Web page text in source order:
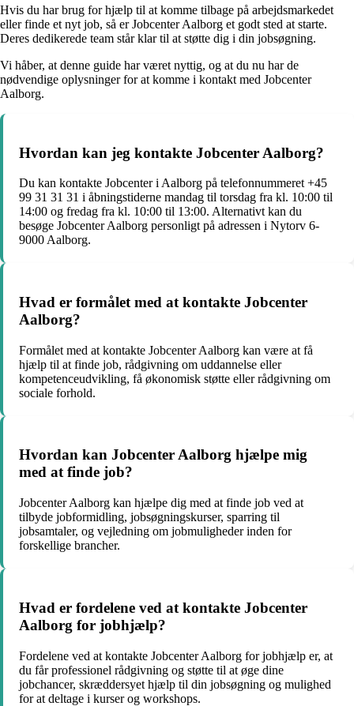
Hvis du har brug for hjælp til at komme tilbage på arbejdsmarkedet
eller finde et nyt job, så er Jobcenter Aalborg et godt sted at starte.
Deres dedikerede team står klar til at støtte dig i din jobsøgning.
Vi håber, at denne guide har været nyttig, og at du nu har de
nødvendige oplysninger for at komme i kontakt med Jobcenter
Aalborg.
Hvordan kan jeg kontakte Jobcenter Aalborg?
Du kan kontakte Jobcenter i Aalborg på telefonnummeret +45
99 31 31 31 i åbningstiderne mandag til torsdag fra kl. 10:00 til
14:00 og fredag fra kl. 10:00 til 13:00. Alternativt kan du
besøge Jobcenter Aalborg personligt på adressen i Nytorv 6-
9000 Aalborg.
Hvad er formålet med at kontakte Jobcenter
Aalborg?
Formålet med at kontakte Jobcenter Aalborg kan være at få
hjælp til at finde job, rådgivning om uddannelse eller
kompetenceudvikling, få økonomisk støtte eller rådgivning om
sociale forhold.
Hvordan kan Jobcenter Aalborg hjælpe mig
med at finde job?
Jobcenter Aalborg kan hjælpe dig med at finde job ved at
tilbyde jobformidling, jobsøgningskurser, sparring til
jobsamtaler, og vejledning om jobmuligheder inden for
forskellige brancher.
Hvad er fordelene ved at kontakte Jobcenter
Aalborg for jobhjælp?
Fordelene ved at kontakte Jobcenter Aalborg for jobhjælp er, at
du får professionel rådgivning og støtte til at øge dine
jobchancer, skræddersyet hjælp til din jobsøgning og mulighed
for at deltage i kurser og workshops.